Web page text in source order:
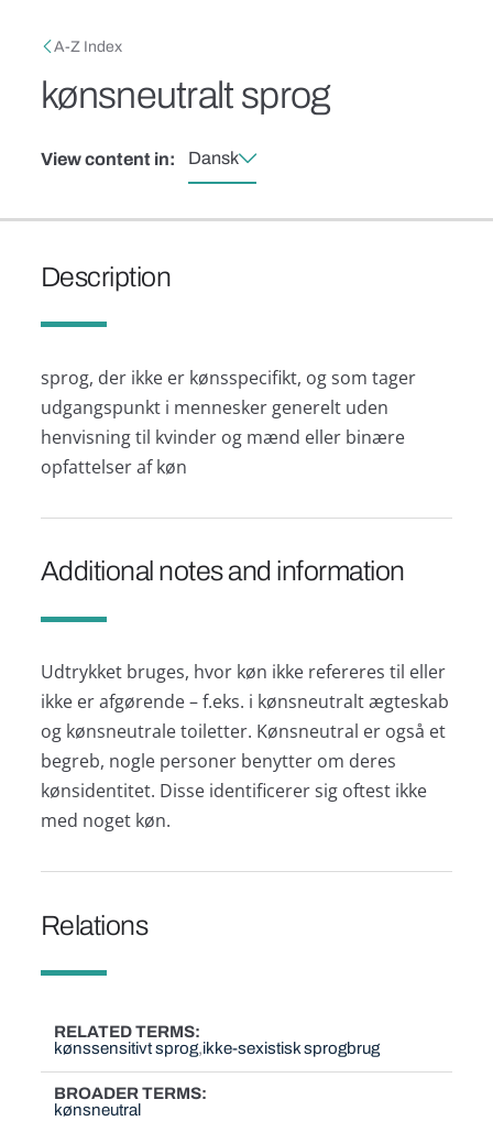
Breadcrumb
A-Z Index
kønsneutralt sprog
View content in: Dansk
Description
sprog, der ikke er kønsspecifikt, og som tager
udgangspunkt i mennesker generelt uden
henvisning til kvinder og mænd eller binære
opfattelser af køn
Additional notes and information
Udtrykket bruges, hvor køn ikke refereres til eller
ikke er afgørende – f.eks. i kønsneutralt ægteskab
og kønsneutrale toiletter. Kønsneutral er også et
begreb, nogle personer benytter om deres
kønsidentitet. Disse identificerer sig oftest ikke
med noget køn.
Relations
RELATED TERMS
kønssensitivt sprog ikke-sexistisk sprogbrug
BROADER TERMS
kønsneutral